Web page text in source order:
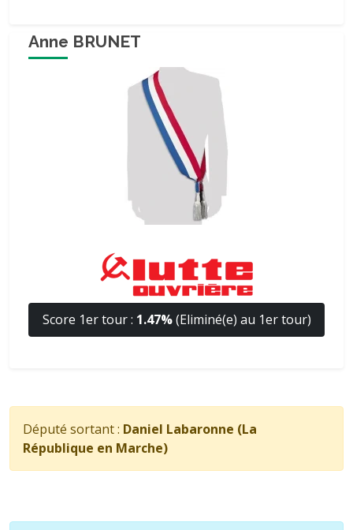
Anne BRUNET
Score 1er tour : 1.47%(Eliminé(e) au 1er tour)
Député sortant : Daniel Labaronne (La
République en Marche)